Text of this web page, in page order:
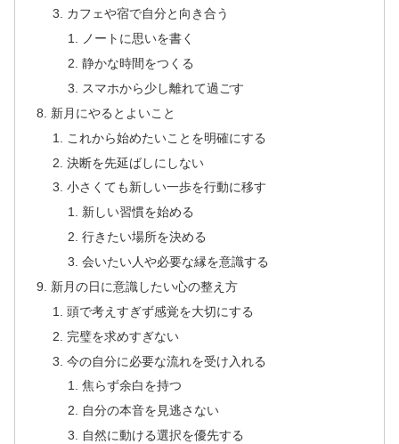
カフェや宿で自分と向き合う
ノートに思いを書く
静かな時間をつくる
スマホから少し離れて過ごす
新月にやるとよいこと
これから始めたいことを明確にする
決断を先延ばしにしない
小さくても新しい一歩を行動に移す
新しい習慣を始める
行きたい場所を決める
会いたい人や必要な縁を意識する
新月の日に意識したい心の整え方
頭で考えすぎず感覚を大切にする
完璧を求めすぎない
今の自分に必要な流れを受け入れる
焦らず余白を持つ
自分の本音を見逃さない
自然に動ける選択を優先する